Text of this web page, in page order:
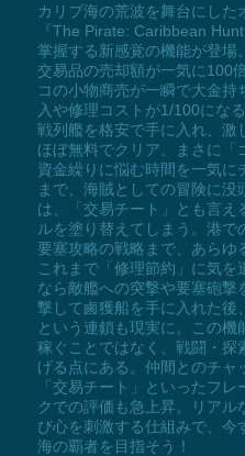
カリブ海の荒波を舞台にした
『The Pirate: Caribbean
掌握する新感覚の機能が登場
交易品の売却額が一気に100
コの小物商売が一瞬で大金
入や修理コストが1/100にな
戦列艦を格安で手に入れ、激
ほぼ無料でクリア。まさに「
資金繰りに悩む時間を一気に
まで、海賊としての冒険に
は、「交易チート」とも言え
ルを塗り替えてしまう。港で
要塞攻略の戦略まで、あらゆ
これまで「修理節約」に気
なら敵艦への突撃や要塞砲撃
撃して鹵獲船を手に入れた後
という連鎖も現実に。この
稼ぐことではなく、戦闘・探
げる点にある。仲間とのチャ
「交易チート」といったフ
クでの評価も急上昇。リア
び心を刺激する仕組みで、
海の覇者を目指そう！